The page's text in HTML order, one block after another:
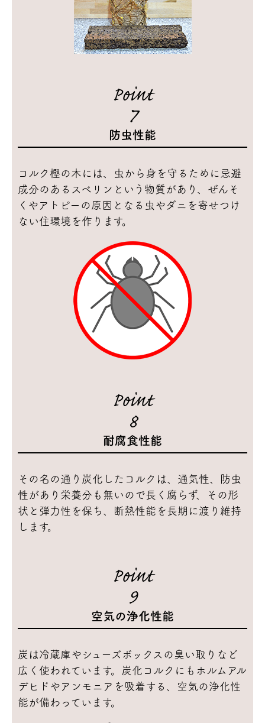
Point
7
防虫性能
コルク樫の木には、虫から身を守るために忌避
成分のあるスベリンという物質があり、ぜんそ
くやアトピーの原因となる虫やダニを寄せつけ
ない住環境を作ります。
Point
8
耐腐食性能
その名の通り炭化したコルクは、通気性、防虫
性があり栄養分も無いので長く腐らず、その形
状と弾力性を保ち、断熱性能を長期に渡り維持
します。
Point
9
空気の浄化性能
炭は冷蔵庫やシューズボックスの臭い取りなど
広く使われています。炭化コルクにもホルムアル
デヒドやアンモニアを吸着する、空気の浄化性
能が備わっています。